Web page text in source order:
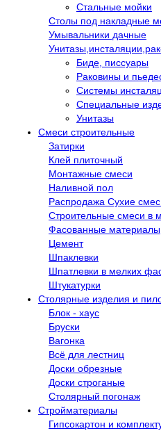
Стальные мойки
Столы под накладные
Умывальники дачные
Биде, писсуары
Раковины и
Системы
Специальные
Унитазы
Смеси строительные
Затирки
Клей плиточный
Монтажные смеси
Наливной пол
Распродажа Сухие
Строительные смеси в
Фасованные материалы
Цемент
Шпаклевки
Шпатлевки в мелких
Штукатурки
Столярные изделия и
Блок - хаус
Бруски
Вагонка
Всё для лестниц
Доски обрезные
Доски строганые
Столярный погонаж
Стройматериалы
Гипсокартон и